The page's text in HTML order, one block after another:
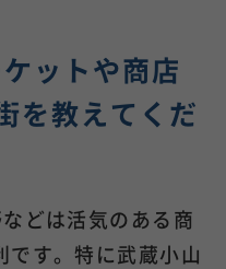
ットや商店
を教えてくだ
どは活気のある商
です。特に武蔵小山